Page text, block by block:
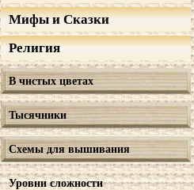
Мифы и Сказки
Религия
В чистых цветах
Тысячники
Схемы для вышивания
Уровни сложности